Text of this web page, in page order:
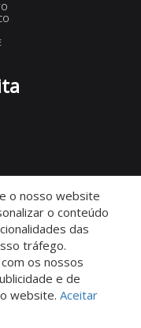
o nosso website
o conteúdo
das
tráfego.
os nossos
e de
website. Aceitar